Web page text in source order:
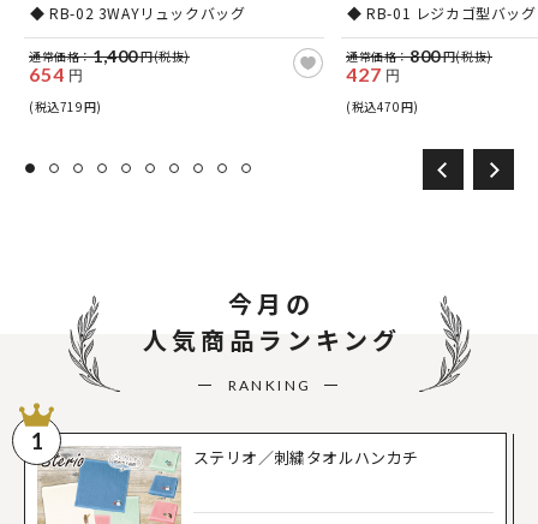
◆ RB-02 3WAYリュックバッグ
通常価格：1,400円(税抜)
654 円
(税込719円)
◆ RB-01 レジカゴ型バッグ
通常価格：800円(税抜)
427 円
(税込470円)
今月の
人気商品ランキング
RANKING
1
ステリオ／刺繍タオルハンカチ